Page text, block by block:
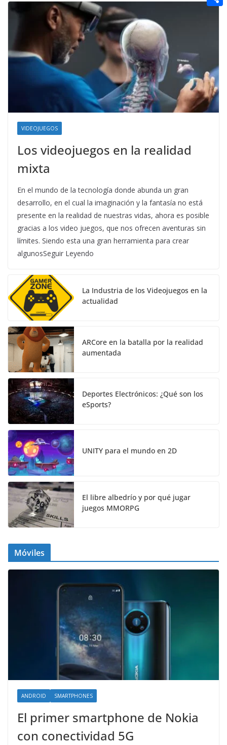
VIDEOJUEGOS
Los videojuegos en la realidad
mixta
En el mundo de la tecnología donde abunda un gran
desarrollo, en el cual la imaginación y la fantasía no está
presente en la realidad de nuestras vidas, ahora es posible
gracias a los video juegos, que nos ofrecen aventuras sin
límites. Siendo esta una gran herramienta para crear
algunosSeguir Leyendo
La Industria de los Videojuegos en la
actualidad
ARCore en la batalla por la realidad
aumentada
Deportes Electrónicos: ¿Qué son los
eSports?
UNITY para el mundo en 2D
El libre albedrío y por qué jugar
juegos MMORPG
Móviles
ANDROID SMARTPHONES
El primer smartphone de Nokia
con conectividad 5G
n
t
a
t
a
r
t